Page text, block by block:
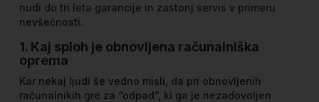
nudi do tri leta garancije in zastonj servis v primeru
nevšečnosti.
1. Kaj sploh je obnovljena računalniška
oprema
Kar nekaj ljudi še vedno misli, da pri obnovljenih
računalnikih gre za “odpad”, ki ga je nezadovoljen